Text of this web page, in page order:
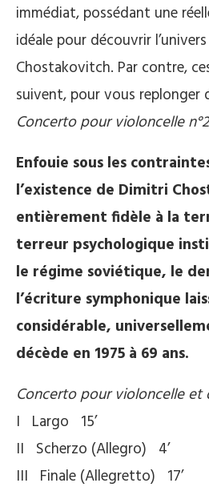
immédiat, possédant une
idéale pour découvrir
Chostakovitch. Par contre,
suivent, pour vous replonger
Concerto pour violoncelle
Enfouie sous les
l’existence de Dimitri
entièrement fidèle à la
terreur psychologique
le régime soviétique, le
l’écriture symphonique
considérable,
décède en 1975 à 69 ans.
Concerto pour violoncelle et
I Largo 15’
II Scherzo (Allegro) 4’
III Finale (Allegretto) 17’